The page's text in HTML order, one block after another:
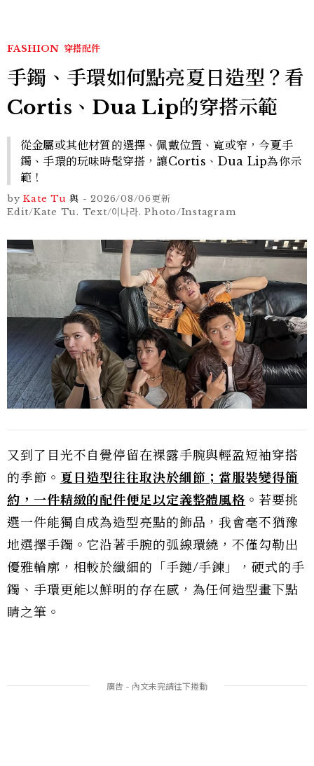
FASHION 穿搭配件
手鐲、手環如何點亮夏日造型？看
Cortis、Dua Lip的穿搭示範
從金屬或其他材質的選擇、佩戴位置、寬或窄，今夏手
鐲、手環的玩味時髦穿搭，讓Cortis、Dua Lip為你示
範！
by Kate Tu 與 -2026/08/06更新
Edit/Kate Tu. Text/이나라. Photo/Instagram
又到了目光不自覺停留在裸露手腕與輕盈短袖穿搭
的季節。 夏日造型往往取決於細節；當服裝變得簡
約，一件精緻的配件便足以定義整體風格 。若要挑
選一件能獨自成為造型亮點的飾品，我會毫不猶豫
地選擇手鐲。它沿著手腕的弧線環繞，不僅勾勒出
優雅輪廓，相較於纖細的「手鏈/手鍊」，硬式的手
鐲、手環更能以鮮明的存在感，為任何造型畫下點
睛之筆。